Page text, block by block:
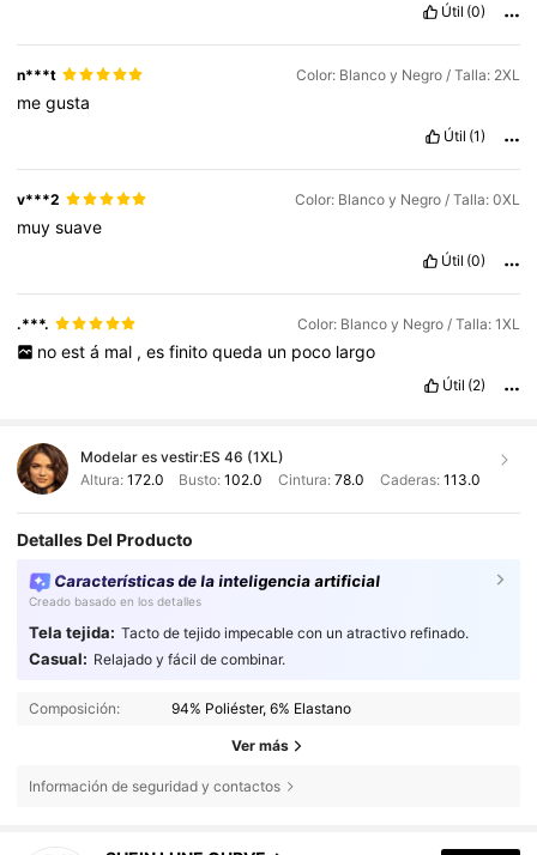
Útil (0)
n***t Color: Blanco y Negro / Talla: 2XL
megusta
Útil (1)
v***2 Color: Blanco y Negro / Talla: 0XL
muysuave
Útil (0)
.***. Color: Blanco y Negro / Talla: 1XL
no est á mal , es finito queda un poco largo
Útil (2)
Modelar es vestir:ES 46 (1XL)
Altura: 172.0 Busto:102.0 Cintura: 78.0 Caderas: 113.0
Detalles Del Producto
Características de la inteligencia artificial
Creado basado en los detalles
Tela tejida: Tacto de tejido impecable con un atractivo refinado.
Casual: Relajado y fácil de combinar.
Composición: 94% Poliéster, 6% Elastano
Ver más
Información de seguridad y contactos
4,83
450K Seguidores